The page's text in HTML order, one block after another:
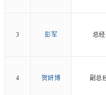
3 彭军 总
4 贺妍博 副总